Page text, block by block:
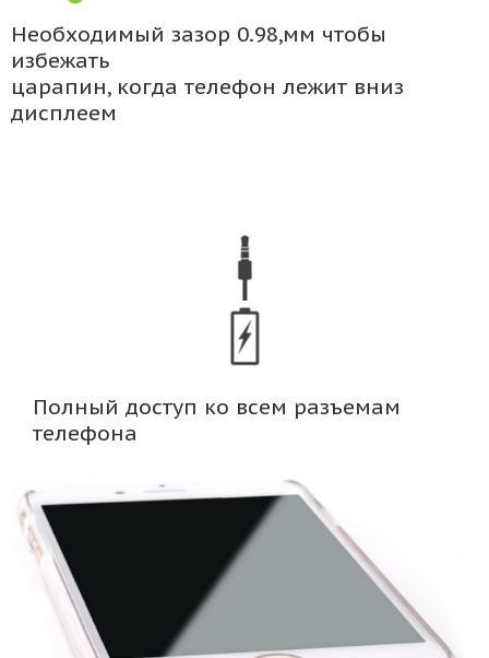
Необходимый зазор 0.98,мм чтобы
избежать
царапин, когда телефон лежит вниз
дисплеем
Полный доступ ко всем разъемам
телефона